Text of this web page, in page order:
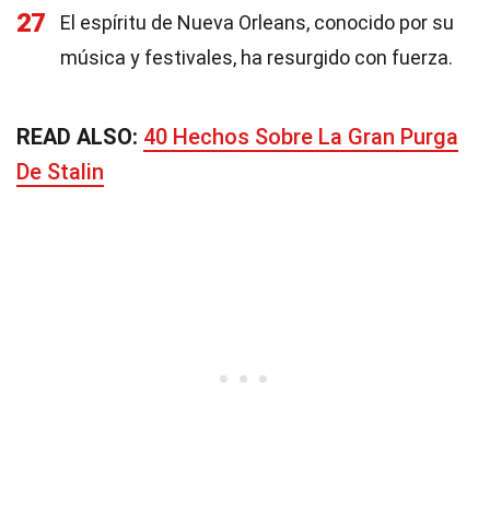
27
El espíritu de Nueva Orleans, conocido por su
música y festivales, ha resurgido con fuerza.
READ ALSO: 40 Hechos Sobre La Gran Purga
De Stalin